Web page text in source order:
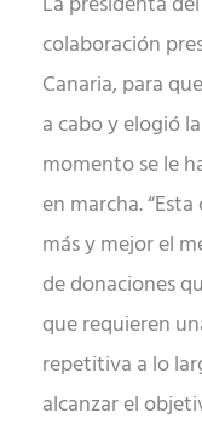
colaboración
Canaria, para
a cabo y elogió
momento se le
en marcha.
más y mejor el
de donaciones
que requieren
repetitiva a lo
alcanzar el